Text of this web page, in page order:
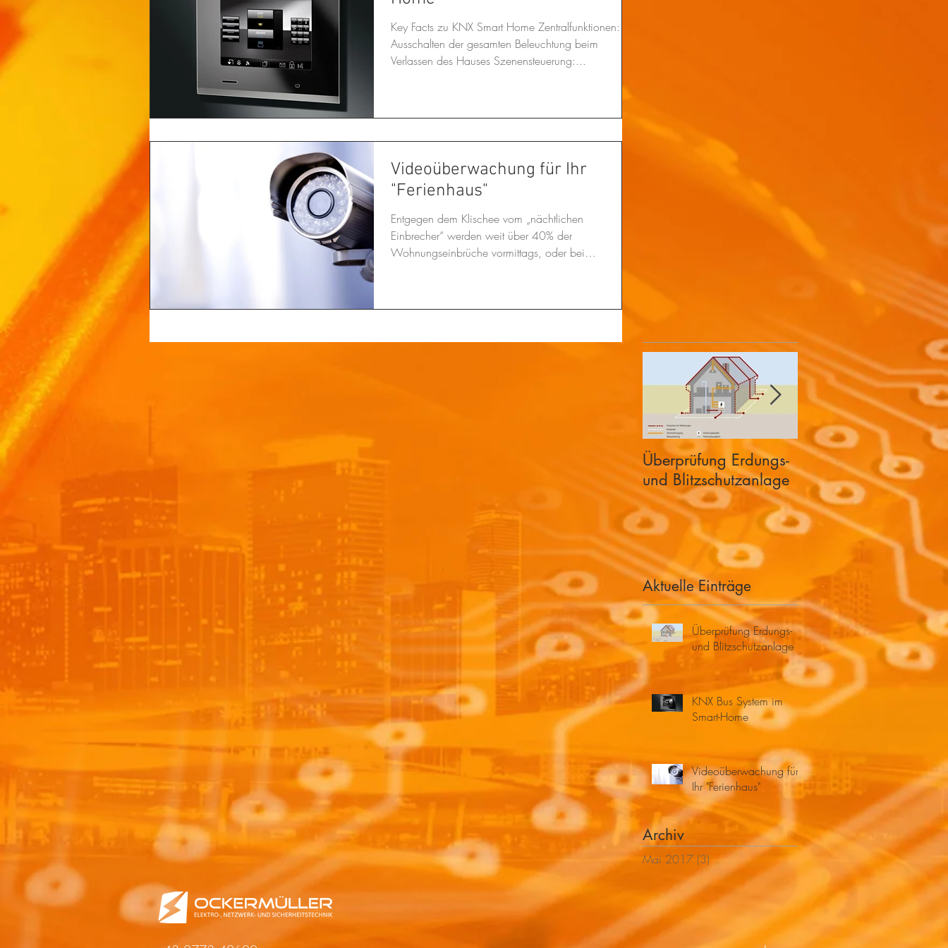
Key Facts zu KNX Smart Home Zentralfunktionen:
Ausschalten der gesamten Beleuchtung beim
Verlassen des Hauses Szenensteuerung:...
Videoüberwachung für Ihr
"Ferienhaus"
Entgegen dem Klischee vom „nächtlichen
Einbrecher“ werden weit über 40% der
Wohnungseinbrüche vormittags, oder bei
Überprüfung Erdungs-
und Blitzschutzanlage
KNX Bus System im
Smart-Home
Aktuelle Einträge
Überprüfung Erdungs-
und Blitzschutzanlage
KNX Bus System im
Smart-Home
Videoüberwachung für
Ihr "Ferienhaus"
Archiv
Mai 2017 (3)3 Beiträge